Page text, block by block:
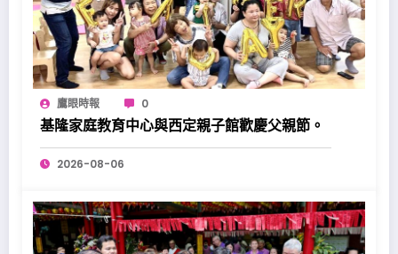
鷹眼時報 0
基隆家庭教育中心與西定親子館歡慶父親節。
2026-08-06